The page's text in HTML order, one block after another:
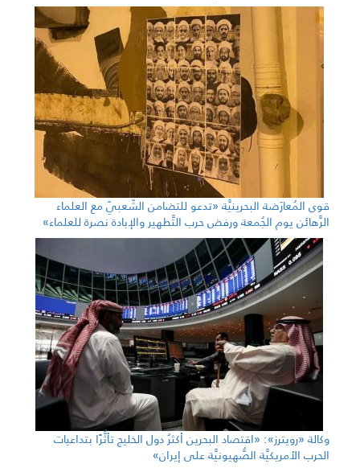
قوى المُعارَضة البحرينيَّة «تدعو للتضامن الشّعبيّ مع العلماء
الرَّهائن يوم الجُمعة ورفض حرب التَّطهير والإبادة نصرة للعلماء»
وكالة «رويترز»: «اقتصاد البحرين أكثرُ دول الخليج تأثُّرًا بتداعيات
الحرب الأمريكيَّة الصُّهيونيَّة على إيران»